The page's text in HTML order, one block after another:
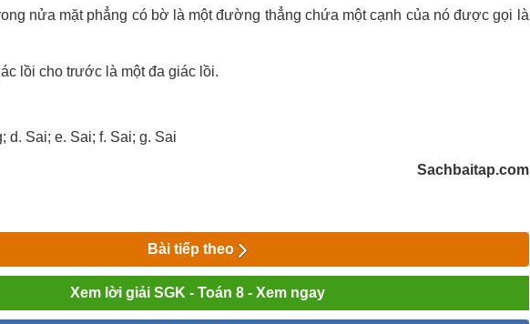
nửa mặt phẳng có bờ là một đường thẳng chứa một cạnh của nó được gọi là
lồi cho trước là một đa giác lồi.
d. Sai; e. Sai; f. Sai; g. Sai
Sachbaitap.com
Bài tiếp theo
Xem lời giải SGK - Toán 8 - Xem ngay